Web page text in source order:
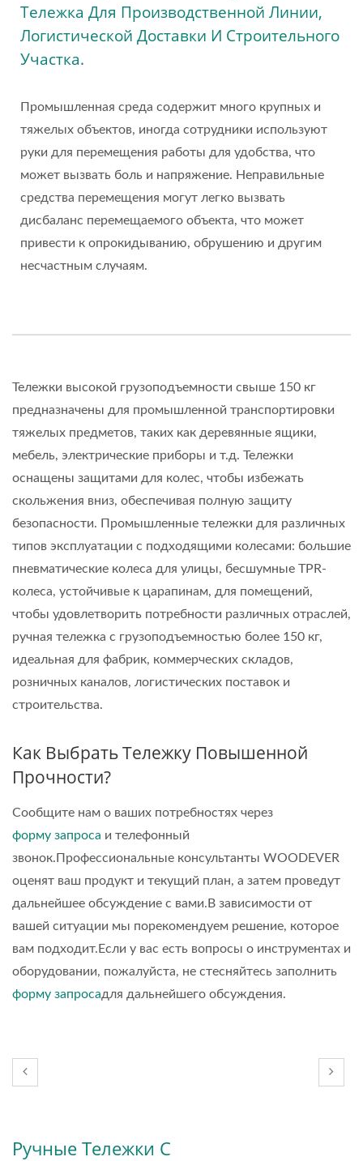
Тележка Для Производственной Линии,
Логистической Доставки И Строительного
Участка.
Промышленная среда содержит много крупных и
тяжелых объектов, иногда сотрудники используют
руки для перемещения работы для удобства, что
может вызвать боль и напряжение. Неправильные
средства перемещения могут легко вызвать
дисбаланс перемещаемого объекта, что может
привести к опрокидыванию, обрушению и другим
несчастным случаям.
Тележки высокой грузоподъемности свыше 150 кг
предназначены для промышленной транспортировки
тяжелых предметов, таких как деревянные ящики,
мебель, электрические приборы и т.д. Тележки
оснащены защитами для колес, чтобы избежать
скольжения вниз, обеспечивая полную защиту
безопасности. Промышленные тележки для различных
типов эксплуатации с подходящими колесами: большие
пневматические колеса для улицы, бесшумные TPR-
колеса, устойчивые к царапинам, для помещений,
чтобы удовлетворить потребности различных отраслей,
ручная тележка с грузоподъемностью более 150 кг,
идеальная для фабрик, коммерческих складов,
розничных каналов, логистических поставок и
строительства.
Как Выбрать Тележку Повышенной
Прочности?
Сообщите нам о ваших потребностях через
форму запроса и телефонный
звонок.Профессиональные консультанты WOODEVER
оценят ваш продукт и текущий план, а затем проведут
дальнейшее обсуждение с вами.В зависимости от
вашей ситуации мы порекомендуем решение, которое
вам подходит.Если у вас есть вопросы о инструментах и
оборудовании, пожалуйста, не стесняйтесь заполнить
форму запросадля дальнейшего обсуждения.
Ручные Тележки С